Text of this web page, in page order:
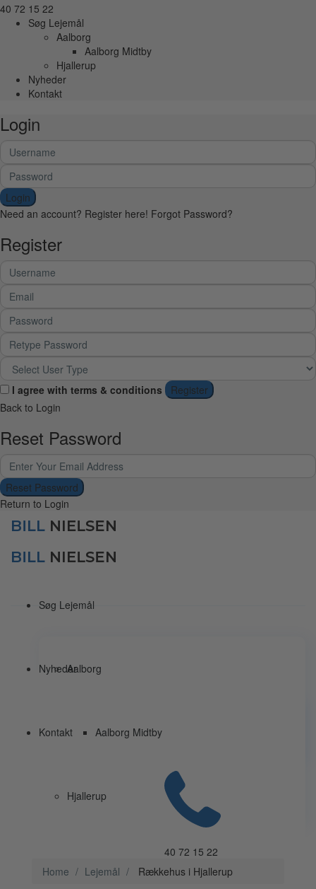
40 72 15 22
Søg Lejemål
Aalborg
Aalborg Midtby
Hjallerup
Nyheder
Kontakt
Login
Login
Need an account? Register here! Forgot Password?
Register
I agree with terms & conditions
Register
Back to Login
Reset Password
Reset Password
Return to Login
Søg Lejemål
Aalborg
Aalborg Midtby
Hjallerup
Nyheder
Kontakt
40 72 15 22
Home
Lejemål Rækkehus i Hjallerup